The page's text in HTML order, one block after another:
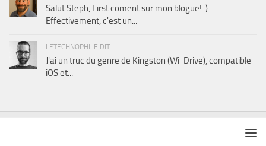
Salut Steph, First coment sur mon blogue! :)
Effectivement, c'est un...
LETECHNOPHILE DIT
J'ai un truc du genre de Kingston (Wi-Drive), compatible
iOS et...